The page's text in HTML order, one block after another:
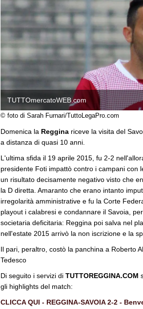
TUTTOmercatoWEB.com
© foto di Sarah Furnari/TuttoLegaPro.com
Domenica la Reggina riceve la visita del
a distanza di quasi 10 anni.
L'ultima sfida il 19 aprile 2015, fu 2-2
presidente Foti impattò contro i campani con
un risultato decisamente negativo visto che
la D diretta. Amaranto che erano intanto
irregolarità amministrative e fu la Corte
playout i calabresi e condannare il Savoia,
societaria deficitaria: Reggina poi salva nel
nell'estate 2015 arrivò la non iscrizione e la
Il pari, peraltro, costò la panchina a Roberto
Tedesco
Di seguito i servizi di TUTTOREGGINA.COM
gli highlights del match:
CLICCA QUI - REGGINA-SAVOIA 2-2 -